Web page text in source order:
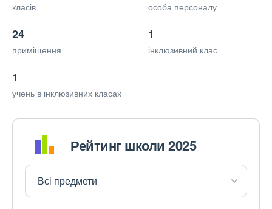
класів особа персоналу
24
приміщення
1
інклюзивний клас
1
учень в інклюзивних класах
Рейтинг школи 2025